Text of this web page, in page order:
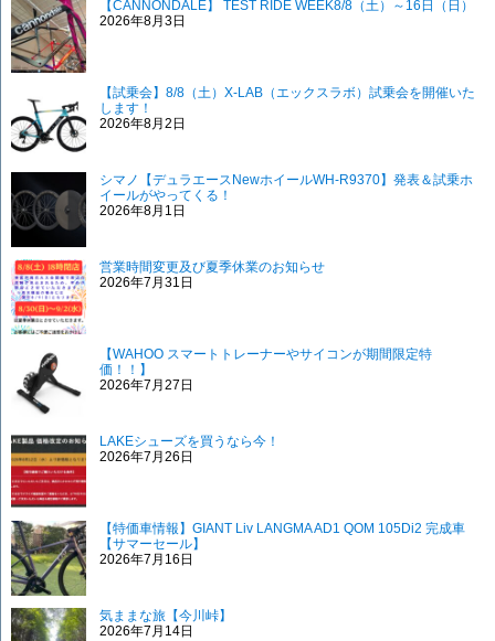
【CANNONDALE】 TEST RIDE WEEK8/8（土）～16日（日）
2026年8月3日
【試乗会】8/8（土）X-LAB（エックスラボ）試乗会を開催いた
します！
2026年8月2日
シマノ【デュラエースNewホイールWH-R9370】発表＆試乗ホ
イールがやってくる！
2026年8月1日
営業時間変更及び夏季休業のお知らせ
2026年7月31日
【WAHOO スマートトレーナーやサイコンが期間限定特
価！！】
2026年7月27日
LAKEシューズを買うなら今！
2026年7月26日
【特価車情報】GIANT Liv LANGMA AD1 QOM 105Di2 完成車
【サマーセール】
2026年7月16日
気ままな旅【今川峠】
2026年7月14日